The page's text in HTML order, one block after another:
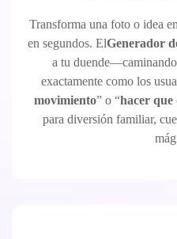
Transforma una foto o idea
en segundos. ElGenerador
a tu
exactamente como los
movimiento” o “hacer que
para diversión familiar,